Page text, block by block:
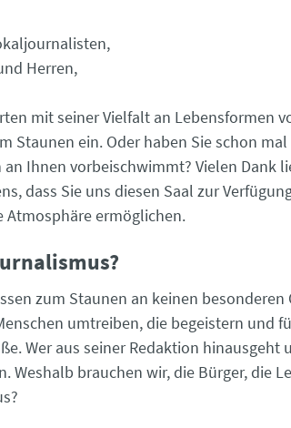
Herren,
mit seiner Vielfalt an Lebensformen
Staunen ein. Oder haben Sie schon
Ihnen vorbeischwimmt? Vielen Dank
dass Sie uns diesen Saal zur
Atmosphäre ermöglichen.
zum Staunen an keinen besonderen
umtreiben, die begeistern und
Wer aus seiner Redaktion hinausgeht
Weshalb brauchen wir, die Bürger, die